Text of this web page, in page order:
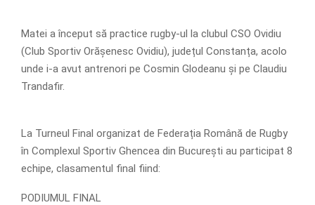
Matei a început să practice rugby-ul la clubul CSO Ovidiu
(Club Sportiv Orășenesc Ovidiu), județul Constanța, acolo
unde i-a avut antrenori pe Cosmin Glodeanu și pe Claudiu
Trandafir.
La Turneul Final organizat de Federația Română de Rugby
în Complexul Sportiv Ghencea din București au participat 8
echipe, clasamentul final fiind:
PODIUMUL FINAL